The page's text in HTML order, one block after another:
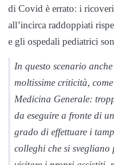
di Covid è errato: i
all’incirca raddoppiati
e gli ospedali pediatrici
In questo scenario
moltissime criticità,
Medicina Generale:
da eseguire a fronte di
grado di effettuare i
colleghi che si